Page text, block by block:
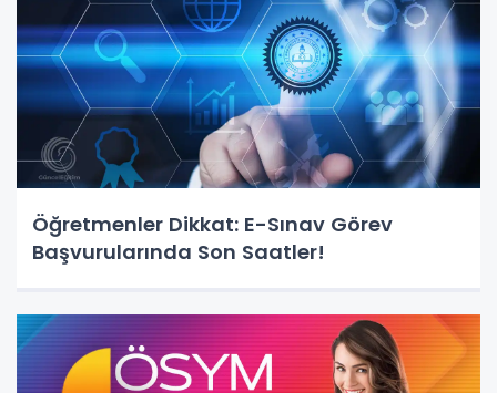
Öğretmenler Dikkat: E-Sınav Görev
Başvurularında Son Saatler!